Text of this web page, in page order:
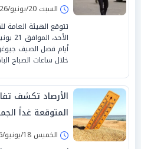
السبت 20/يونيو/2026 - 08:25 م
تتوقع الهيئة
أيام فصل الصيف
خلال ساعات الصباح
الأرصاد تكشف
المتوقعة غداً
الخميس 18/يونيو/2026 - 08:14 م